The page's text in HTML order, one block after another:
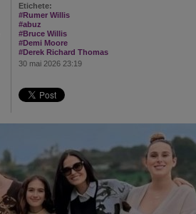
Etichete:
#Rumer Willis
#abuz
#Bruce Willis
#Demi Moore
#Derek Richard Thomas
30 mai 2026 23:19